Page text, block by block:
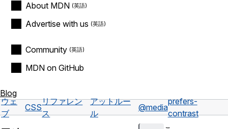
About MDN
Advertise with us
Community
MDN on GitHub
Blog
ウェ
ブ
CSS
リファレン
ス
アットルー
ル
@media
prefers-
contrast